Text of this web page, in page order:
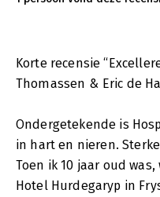
Korte recensie
Thomassen & Eric de
Ondergetekende is
in hart en nieren.
Toen ik 10 jaar oud
Hotel Hurdegaryp in